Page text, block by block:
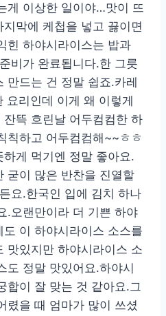
게 이상한 일이야…맛이 뜨
막에 케첩을 넣고 끓이면
힌 하야시라이스는 밥과
비가 완료됩니다.한 그릇
만드는 건 정말 쉽죠.카레
요리인데 이게 왜 이렇게
뜩 흐린날 어두컴컴한 하
칙하고 어두컴컴해~~ㅎㅎ
게 먹기엔 정말 좋아요.
굳이 많은 반찬을 진열할
요.한국인 입에 김치 하나
.오랜만이라 더 기쁜 하야
이 하야시라이스 소스를
맛있지만 하야시라이스 소
도 정말 맛있어요.하야시
합이 잘 맞는 것 같아요.그
렸을 때 엄마가 많이 쓰셨